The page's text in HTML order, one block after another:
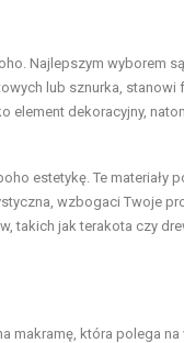
Najlepszym wyborem
lub sznurka, stanowi
element dekoracyjny,
estetykę. Te materiały
wzbogaci Twoje
takich jak terakota czy
makramę, która polega